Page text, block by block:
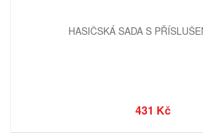
HASIČSKÁ SADA S
431 Kč